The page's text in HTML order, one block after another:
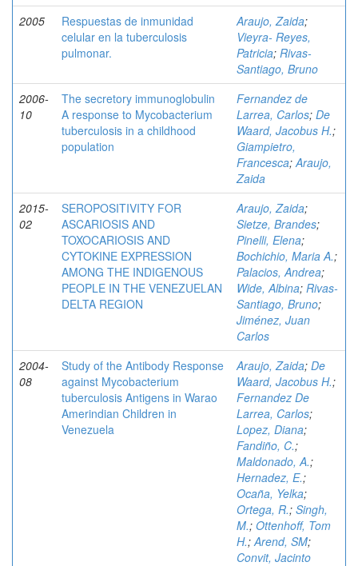
2005
Respuestas de inmunidad
celular en la tuberculosis
pulmonar.
Araujo, Zaida;
Vieyra- Reyes,
Patricia; Rivas-
Santiago, Bruno
2006-
10
The secretory immunoglobulin
A response to Mycobacterium
tuberculosis in a childhood
population
Fernandez de
Larrea, Carlos; De
Waard, Jacobus H.;
Giampietro,
Francesca;Araujo,
Zaida
2015-
02
SEROPOSITIVITY FOR
ASCARIOSIS AND
TOXOCARIOSIS AND
CYTOKINE EXPRESSION
AMONG THE INDIGENOUS
PEOPLE IN THE VENEZUELAN
DELTA REGION
Araujo, Zaida;
Sietze, Brandes;
Pinelli, Elena;
Bochichio, Maria A.;
Palacios, Andrea;
Wide, Albina; Rivas-
Santiago, Bruno;
Jiménez, Juan
Carlos
2004-
08
Study of the Antibody Response
against Mycobacterium
tuberculosis Antigens in Warao
Amerindian Children in
Venezuela
Araujo, Zaida; De
Waard, Jacobus H.;
Fernandez De
Larrea, Carlos;
Lopez, Diana;
Fandiño, C.;
Maldonado, A.;
Hernadez, E.;
Ocaña, Yelka;
Ortega, R.; Singh,
M.; Ottenhoff, Tom
H.;Arend, SM;
Convit, Jacinto